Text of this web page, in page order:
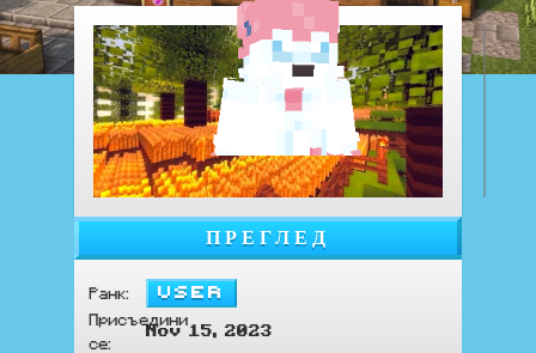
ПРЕГЛЕД
Ранк: User
Присъедини
се:
Nov 15, 2023